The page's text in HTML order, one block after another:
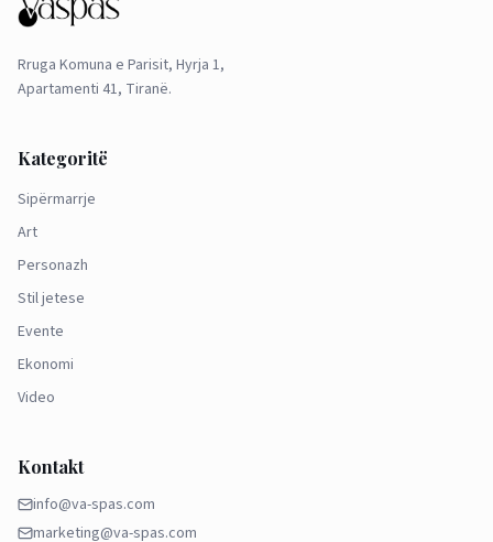
Rruga Komuna e Parisit, Hyrja 1,
Apartamenti 41, Tiranë.
Kategoritë
Sipërmarrje
Art
Personazh
Stil jetese
Evente
Ekonomi
Video
Kontakt
info@va-spas.com
marketing@va-spas.com